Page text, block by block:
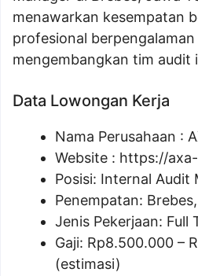
menawarkan kesempatan
profesional
mengembangkan tim audit
Data Lowongan Kerja
Nama Perusahaan :
Website : https://
Posisi: Internal Audit
Penempatan:
Jenis Pekerjaan: Full
Gaji: Rp8.500.000 –
(estimasi)